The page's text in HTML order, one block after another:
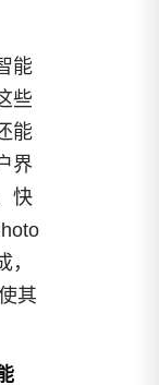
能
些
能
界
快
其